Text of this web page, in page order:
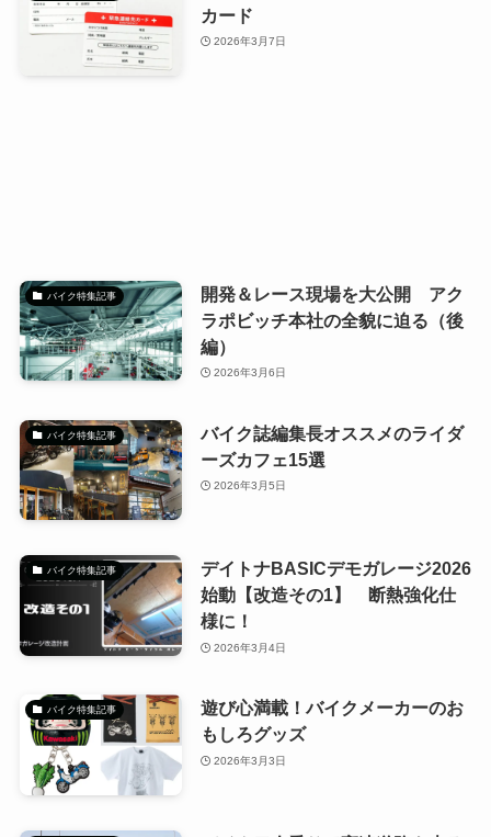
カード
2026年3月7日
バイク特集記事
開発＆レース現場を大公開 アク
ラポビッチ本社の全貌に迫る（後
編）
2026年3月6日
バイク特集記事
バイク誌編集長オススメのライダ
ーズカフェ15選
2026年3月5日
バイク特集記事
デイトナBASICデモガレージ2026
始動【改造その1】 断熱強化仕
様に！
2026年3月4日
バイク特集記事
遊び心満載！バイクメーカーのお
もしろグッズ
2026年3月3日